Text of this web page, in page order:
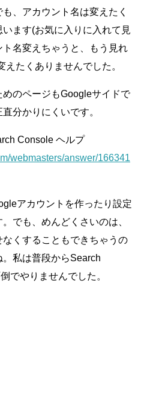
、アカウント名は変えたく
ます(お気に入りに入れて見
名変えちゃうと、もう見れ
たくありませんでした。
のページもGoogleサイドで
分かりにくいです。
Console ヘルプ
webmasters/answer/166341
アカウントを作ったり設定
でも、めんどくさいのは、
くすることもできちゃうの
私は普段からSearch
でやりませんでした。